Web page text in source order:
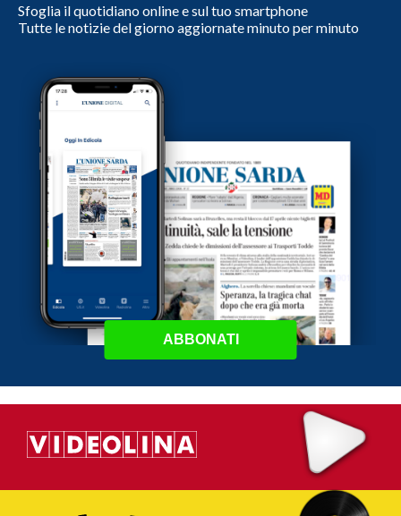
Sfoglia il quotidiano online e sul tuo smartphone
Tutte le notizie del giorno aggiornate minuto per minuto
ABBONATI